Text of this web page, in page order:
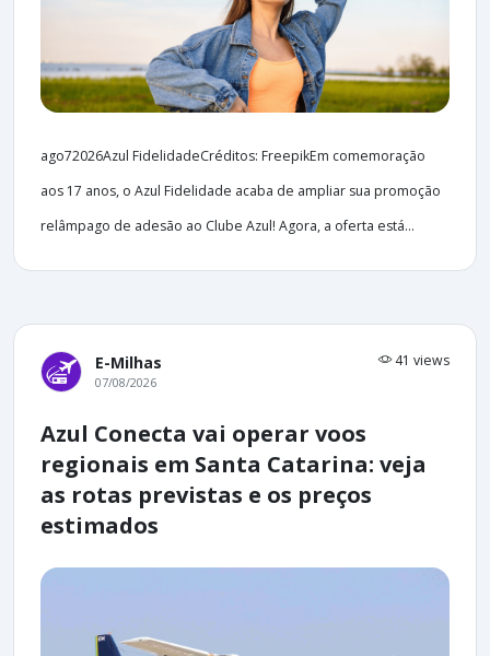
ago72026Azul FidelidadeCréditos: FreepikEm comemoração
aos 17 anos, o Azul Fidelidade acaba de ampliar sua promoção
relâmpago de adesão ao Clube Azul! Agora, a oferta está...
E-Milhas 41 views
07/08/2026
Azul Conecta vai operar voos
regionais em Santa Catarina: veja
as rotas previstas e os preços
estimados